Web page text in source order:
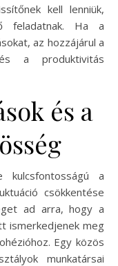
kell lenniük,
feladatnak. Ha a
az hozzájárul a
a produktivitás
és a
kulcsfontosságú a
csökkentése
ad arra, hogy a
ismerkedjenek meg
Egy közös
munkatársai